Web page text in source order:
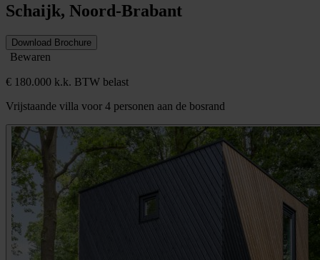
Schaijk, Noord-Brabant
Download Brochure
Bewaren
€ 180.000 k.k. BTW belast
Vrijstaande villa voor 4 personen aan de bosrand